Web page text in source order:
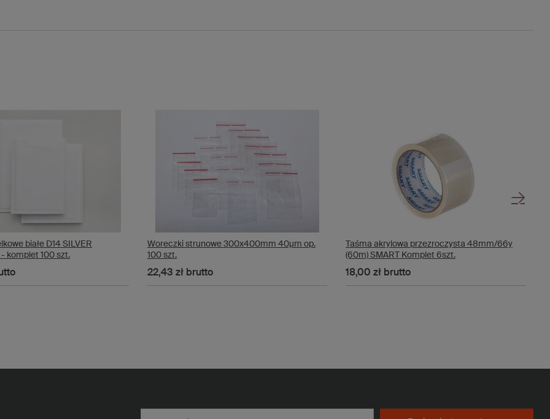
białe D14 SILVER
komplet 100 szt.
Woreczki strunowe 300x400mm 40µm op.
100 szt.
22,43 zł brutto
Taśma akrylowa przezroczysta 48mm/66y
(60m) SMART Komplet 6szt.
18,00 zł brutto